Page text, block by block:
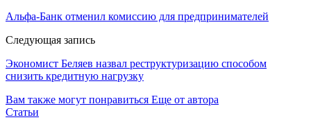
Альфа-Банк отменил комиссию для предпринимателей
Следующая запись
Экономист Беляев назвал реструктуризацию способом
снизить кредитную нагрузку
Вам также могут понравиться Еще от автора
Статьи